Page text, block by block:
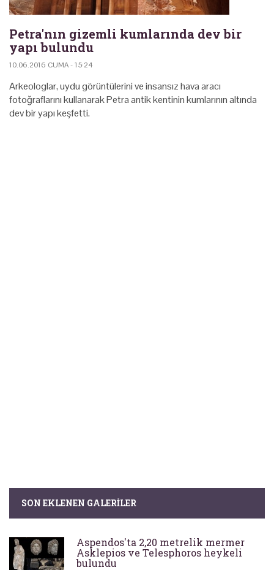
Petra'nın gizemli kumlarında dev bir
yapı bulundu
10.06.2016 CUMA - 15:24
Arkeologlar, uydu görüntülerini ve insansız hava aracı
fotoğraflarını kullanarak Petra antik kentinin kumlarının altında
dev bir yapı keşfetti.
SON EKLENEN GALERILER
Aspendos'ta 2,20 metrelik mermer
Asklepios ve Telesphoros heykeli
bulundu